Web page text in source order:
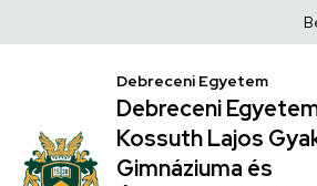
|
Debreceni
Egyetem
Kossuth
a
Debreceni Egyetem
Debreceni
Kossuth Lajos
Gimnáziuma és